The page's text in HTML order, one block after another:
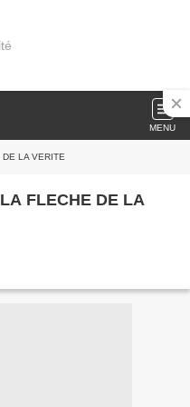
MENU
LA VERITE
FLECHE DE LA